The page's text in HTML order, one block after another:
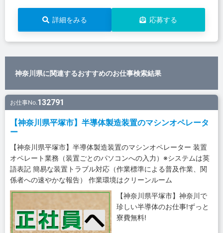
詳細をみる 応募する
神奈川県に関連するおすすめのお仕事検索結果
お仕事No.132791
【神奈川県平塚市】半導体製造装置のマシンオペレータ
ー
【神奈川県平塚市】半導体製造装置のマシンオペレーター 装置
オペレート業務（装置ごとのパソコンへの入力）※システムは英
語表記 簡易な装置トラブル対応（作業標準による普及作業、関
係者への速やかな報告） 作業環境はクリーンルーム
【神奈川県平塚市】神奈川で
珍しい半導体のお仕事!ずっと
寮費無料!